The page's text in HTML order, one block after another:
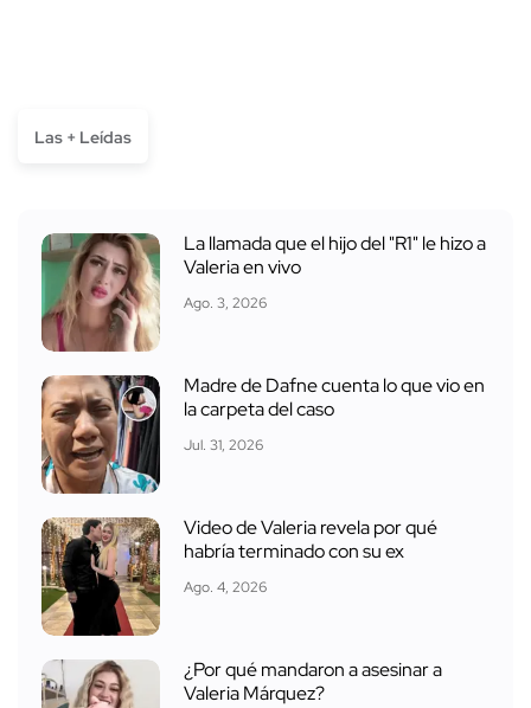
Las + Leídas
La llamada que el hijo del "R1" le hizo a
Valeria en vivo
Ago. 3, 2026
Madre de Dafne cuenta lo que vio en
la carpeta del caso
Jul. 31, 2026
Video de Valeria revela por qué
habría terminado con su ex
Ago. 4, 2026
¿Por qué mandaron a asesinar a
Valeria Márquez?